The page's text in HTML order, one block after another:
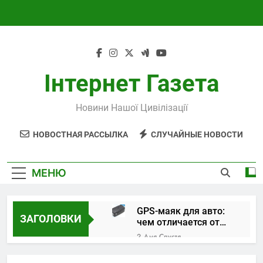
Інтернет Газета
Новини Нашої Цивілізації
НОВОСТНАЯ РАССЫЛКА СЛУЧАЙНЫЕ НОВОСТИ
МЕНЮ
ЗАГОЛОВКИ
GPS-маяк для авто:
чем отличается от
трекера и как
выбрать устройство
2 Дня Спустя